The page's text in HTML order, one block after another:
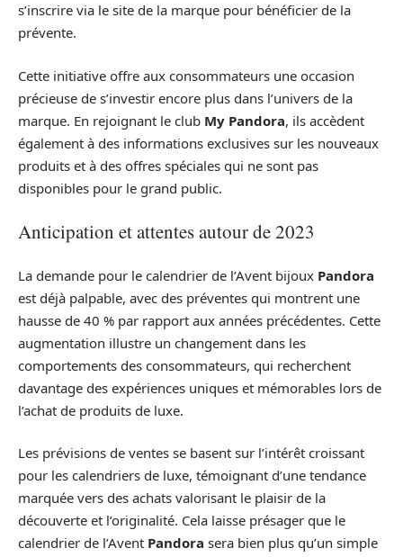
s’inscrire via le site de la marque pour bénéficier de la
prévente.
Cette initiative offre aux consommateurs une occasion
précieuse de s’investir encore plus dans l’univers de la
marque. En rejoignant le club My Pandora, ils accèdent
également à des informations exclusives sur les nouveaux
produits et à des offres spéciales qui ne sont pas
disponibles pour le grand public.
Anticipation et attentes autour de 2023
La demande pour le calendrier de l’Avent bijoux Pandora
est déjà palpable, avec des préventes qui montrent une
hausse de 40 % par rapport aux années précédentes. Cette
augmentation illustre un changement dans les
comportements des consommateurs, qui recherchent
davantage des expériences uniques et mémorables lors de
l’achat de produits de luxe.
Les prévisions de ventes se basent sur l’intérêt croissant
pour les calendriers de luxe, témoignant d’une tendance
marquée vers des achats valorisant le plaisir de la
découverte et l’originalité. Cela laisse présager que le
calendrier de l’Avent Pandora sera bien plus qu’un simple